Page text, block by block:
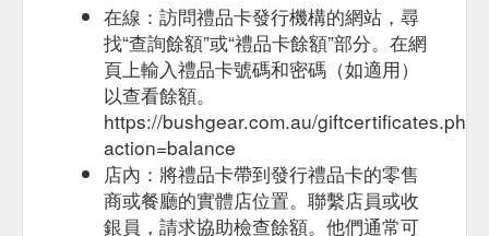
在線：訪問禮品卡發行機構的網站，尋
找“查詢餘額”或“禮品卡餘額”部分。在網
頁上輸入禮品卡號碼和密碼（如適用）
以查看餘額。
https://bushgear.com.au/giftcertificates.php?
action=balance
店內：將禮品卡帶到發行禮品卡的零售
商或餐廳的實體店位置。聯繫店員或收
銀員，請求協助檢查餘額。他們通常可